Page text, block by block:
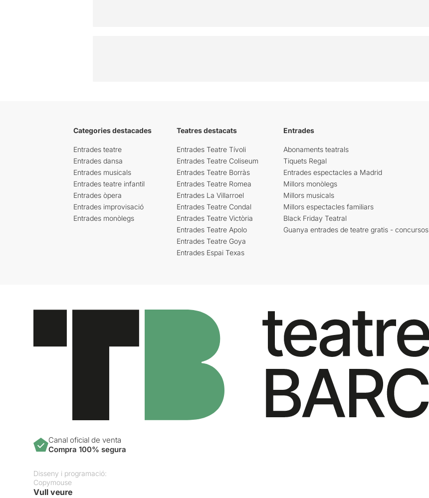
Categories destacades
Entrades teatre
Entrades dansa
Entrades musicals
Entrades teatre infantil
Entrades òpera
Entrades improvisació
Entrades monòlegs
Teatres destacats
Entrades Teatre Tívoli
Entrades Teatre Coliseum
Entrades Teatre Borràs
Entrades Teatre Romea
Entrades La Villarroel
Entrades Teatre Condal
Entrades Teatre Victòria
Entrades Teatre Apolo
Entrades Teatre Goya
Entrades Espai Texas
Entrades
Abonaments teatrals
Tiquets Regal
Entrades espectacles a Madrid
Millors monòlegs
Millors musicals
Millors espectacles familiars
Black Friday Teatral
Guanya entrades de teatre gratis - concursos
Canal oficial de venta
Compra 100% segura
Disseny i programació:
Copymouse
Vull veure